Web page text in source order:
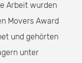
Arbeit wurden
Movers Award
und gehörten
unter